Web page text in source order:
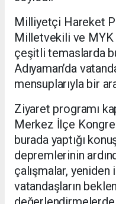
Milliyetçi Hareket
Milletvekili ve MYK
çeşitli temaslarda
Adıyaman’da
mensuplarıyla bir
Ziyaret programı
Merkez İlçe
burada yaptığı
depremlerinin
çalışmalar, yeniden
vatandaşların